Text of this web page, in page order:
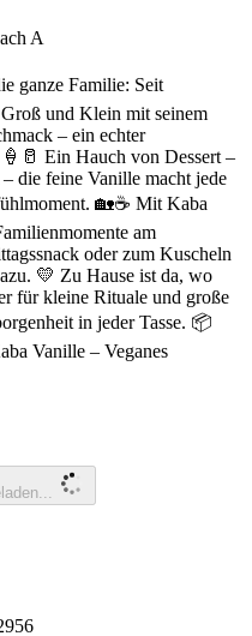
A
ganze Familie: Seit
und Klein mit seinem
– ein echter
Ein Hauch von Dessert –
die feine Vanille macht jede
🏡☕ Mit Kaba
am
oder zum Kuscheln
💛 Zu Hause ist da, wo
für kleine Rituale und große
in jeder Tasse. 📦
Vanille – Veganes